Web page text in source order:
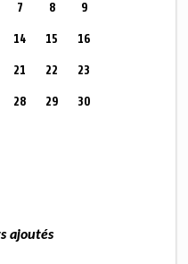
7 8 9
14 15 16
21 22 23
28 29 30
ajoutés